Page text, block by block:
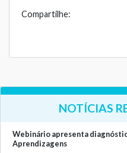
Compartilhe:
NOTÍCIAS
Webinário apresenta
Aprendizagens